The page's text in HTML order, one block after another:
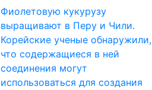
Фиолетовую кукурузу
выращивают в Перу и Чили.
Корейские ученые обнаружили,
что содержащиеся в ней
соединения могут
использоваться для создания